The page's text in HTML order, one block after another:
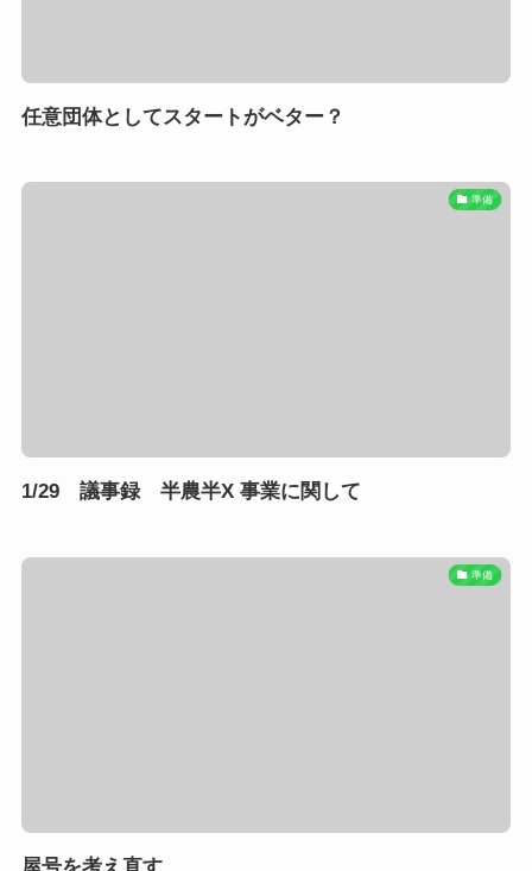
任意団体としてスタートがベター？
準備
1/29 議事録 半農半X 事業に関して
準備